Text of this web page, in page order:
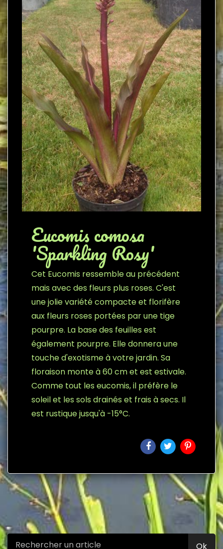
Eucomis comosa
'Sparkling Rosy'
Cet Eucomis ressemble au précédent
mais avec des fleurs plus roses. C'est
une jolie variété compacte et florifère
aux fleurs roses portées par une tige
pourpre. La base des feuilles est
également pourpre. Elle donnera une
touche d'exotisme à votre jardin. Sa
floraison monte à 60 cm et est estivale.
Comme tout les eucomis, il préfère le
soleil et les sols drainés et frais à secs. Il
est rustique jusqu'à -15°C.
Ok